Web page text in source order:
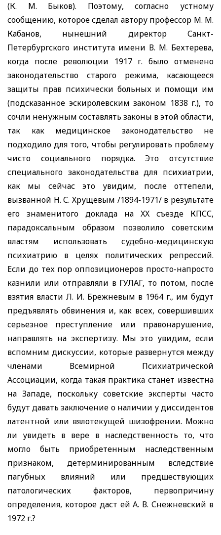
(К. М. Быков). Поэтому, согласно устному
сообщению, которое сделал автору профессор М. М.
Кабанов, нынешний директор Санкт-
Петербургского института имени В. М. Бехтерева,
когда после революции 1917 г. было отменено
законодательство старого режима, касающееся
защиты прав психически больных и помощи им
(подсказанное эскиролевским законом 1838 г.), то
сочли ненужным составлять законы в этой области,
так как медицинское законодательство не
подходило для того, чтобы регулировать проблему
чисто социального порядка. Это отсутствие
специального законодательства для психиатрии,
как мы сейчас это увидим, после оттепели,
вызванной Н. С. Хрущевым /1894-1971/ в результате
его знаменитого доклада на XX съезде КПСС,
парадоксальным образом позволило советским
властям использовать судебно-медицинскую
психиатрию в целях политических репрессий.
Если до тех пор оппозиционеров просто-напросто
казнили или отправляли в ГУЛАГ, то потом, после
взятия власти Л. И. Брежневым в 1964 г., им будут
предъявлять обвинения и, как всех, совершивших
серьезное преступление или правонарушение,
направлять на экспертизу. Мы это увидим, если
вспомним дискуссии, которые развернутся между
членами Всемирной Психиатрической
Ассоциации, когда такая практика станет известна
на Западе, поскольку советские эксперты часто
будут давать заключение о наличии у диссидентов
латентной или вялотекущей шизофрении. Можно
ли увидеть в вере в наследственность то, что
могло быть приобретенным наследственным
признаком, детерминированным вследствие
пагубных влияний или предшествующих
патологических факторов, первопричину
определения, которое даст ей А. В. Снежневский в
1972 г.?